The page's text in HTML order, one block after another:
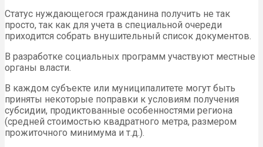
Статус нуждающегося гражданина получить не так
просто, так как для учета в специальной очереди
приходится собрать внушительный список документов.
В разработке социальных программ участвуют местные
органы власти.
В каждом субъекте или муниципалитете могут быть
приняты некоторые поправки к условиям получения
субсидии, продиктованные особенностями региона
(средней стоимостью квадратного метра, размером
прожиточного минимума и т.д.).